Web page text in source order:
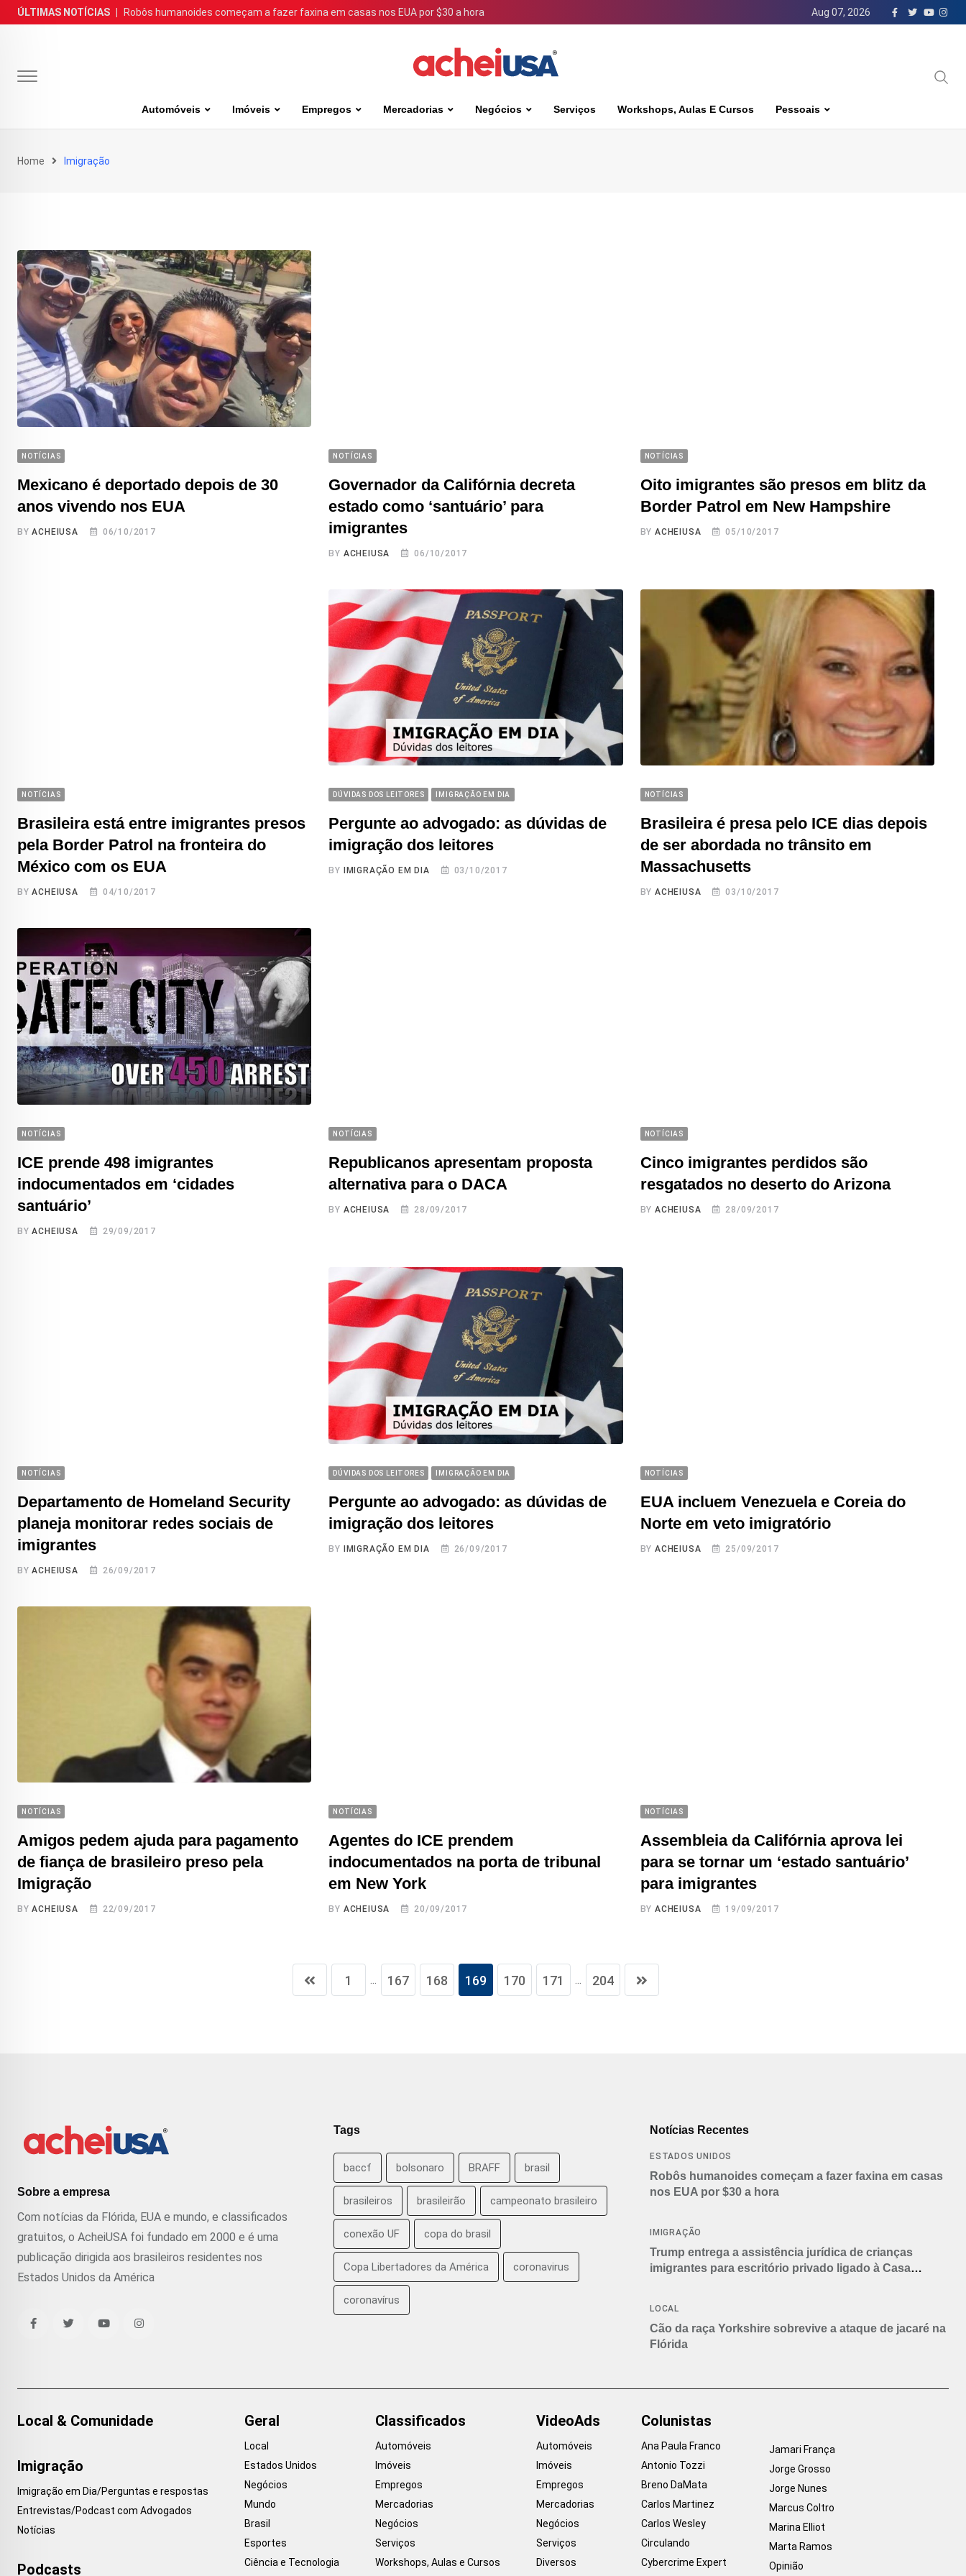
Skip
to
ÚLTIMAS NOTÍCIAS Robôs humanoides começam a fazer faxina em casas nos EUA por $30 a hora Aug 07, 2026
Automóveis Imóveis Empregos Mercadorias Negócios Serviços Workshops, Aulas E Cursos Pessoais
Home Imigração
NOTÍCIAS
Mexicano é deportado depois de 30
anos vivendo nos EUA
BYACHEIUSA 06/10/2017
NOTÍCIAS
Governador da Califórnia decreta
estado como ‘santuário’ para
imigrantes
BY ACHEIUSA 06/10/2017
NOTÍCIAS
Oito imigrantes são presos em blitz da
Border Patrol em New Hampshire
BYACHEIUSA 05/10/2017
NOTÍCIAS
Brasileira está entre imigrantes presos
pela Border Patrol na fronteira do
México com os EUA
BYACHEIUSA 04/10/2017
DÚVIDAS DOS LEITORES IMIGRAÇÃO EM DIA
Pergunte ao advogado: as dúvidas de
imigração dos leitores
BY IMIGRAÇÃO EM DIA 03/10/2017
NOTÍCIAS
Brasileira é presa pelo ICE dias depois
de ser abordada no trânsito em
Massachusetts
BYACHEIUSA 03/10/2017
NOTÍCIAS
ICE prende 498 imigrantes
indocumentados em ‘cidades
santuário’
BYACHEIUSA 29/09/2017
NOTÍCIAS
Republicanos apresentam proposta
alternativa para o DACA
BY ACHEIUSA 28/09/2017
NOTÍCIAS
Cinco imigrantes perdidos são
resgatados no deserto do Arizona
BYACHEIUSA 28/09/2017
NOTÍCIAS
Departamento de Homeland Security
planeja monitorar redes sociais de
imigrantes
BYACHEIUSA 26/09/2017
DÚVIDAS DOS LEITORES IMIGRAÇÃO EM DIA
Pergunte ao advogado: as dúvidas de
imigração dos leitores
BY IMIGRAÇÃO EM DIA 26/09/2017
NOTÍCIAS
EUA incluem Venezuela e Coreia do
Norte em veto imigratório
BYACHEIUSA 25/09/2017
NOTÍCIAS
Amigos pedem ajuda para pagamento
de fiança de brasileiro preso pela
Imigração
BYACHEIUSA 22/09/2017
NOTÍCIAS
Agentes do ICE prendem
indocumentados na porta de tribunal
em New York
BY ACHEIUSA 20/09/2017
NOTÍCIAS
Assembleia da Califórnia aprova lei
para se tornar um ‘estado santuário’
para imigrantes
BYACHEIUSA 19/09/2017
1 167 168 169 170 171 204
Sobre a empresa
Com notícias da Flórida, EUA e mundo, e classificados
gratuitos, o AcheiUSA foi fundado em 2000 e é uma
publicação dirigida aos brasileiros residentes nos
Estados Unidos da América
Tags
baccf bolsonaro BRAFF brasil
brasileiros brasileirão campeonato brasileiro
conexão UF copa do brasil
Copa Libertadores da América coronavirus
coronavírus
Notícias Recentes
ESTADOS UNIDOS
Robôs humanoides começam a fazer faxina em casas
nos EUA por $30 a hora
IMIGRAÇÃO
Trump entrega a assistência jurídica de crianças
imigrantes para escritório privado ligado à Casa
LOCAL
Cão da raça Yorkshire sobrevive a ataque de jacaré na
Flórida
Local & Comunidade
Imigração
Imigração em Dia/Perguntas e respostas
Entrevistas/Podcast com Advogados
Notícias
Podcasts
Geral
Local
Estados Unidos
Negócios
Mundo
Brasil
Esportes
Ciência e Tecnologia
Classificados
Automóveis
Imóveis
Empregos
Mercadorias
Negócios
Serviços
Workshops, Aulas e Cursos
VideoAds
Automóveis
Imóveis
Empregos
Mercadorias
Negócios
Serviços
Diversos
Colunistas
Ana Paula Franco
Antonio Tozzi
Breno DaMata
Carlos Martinez
Carlos Wesley
Circulando
Cybercrime Expert
Jamari França
Jorge Grosso
Jorge Nunes
Marcus Coltro
Marina Elliot
Marta Ramos
Opinião